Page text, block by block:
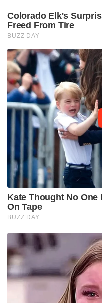
Colorado Elk's
Freed From Tire
BUZZ DAY
Kate Thought No One
On Tape
BUZZ DAY